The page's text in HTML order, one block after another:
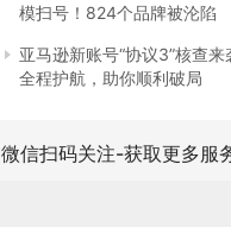
模扫号！824个品牌被沦陷
亚马逊新账号“协议3”核查
全程护航，助你顺利破局
微信扫码关注-获取更多服